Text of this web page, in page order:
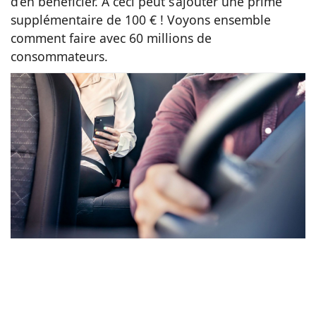
Animaux
Famille
Santé
supplémentaire de 100 € ! Voyons ensemble
comment faire avec 60 millions de
consommateurs.